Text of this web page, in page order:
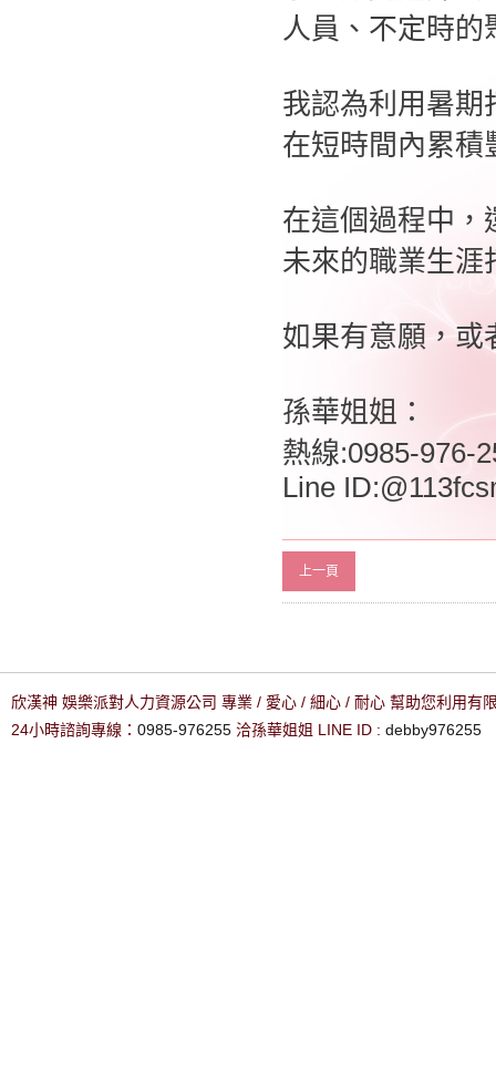
人員、不定時的
我認為利用暑期
在短時間內累積
在這個過程中，
未來的職業生涯
如果有意願，或
孫華姐姐：
熱線:0985-976-
Line
上一頁
欣漢神 娛樂派對人力資源公司 專業 / 愛心 / 細心 / 耐心 幫助您利用有
24小時諮詢專線： 0985-976255 洽孫華姐姐 LINE ID : debby976255